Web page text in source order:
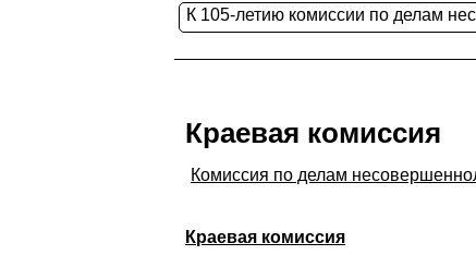
К 105-летию комиссии по делам
Краевая комиссия
Комиссия по делам
Краевая комиссия